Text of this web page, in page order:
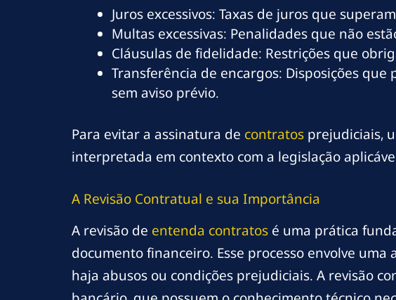
Juros excessivos: Taxas de juros que
Multas excessivas: Penalidades que não
Cláusulas de fidelidade: Restrições que
Transferência de encargos: Disposições
sem aviso prévio.
Para evitar a assinatura de contratos prejudiciais,
interpretada em contexto com a legislação
A Revisão Contratual e sua Importância
A revisão de entenda contratos é uma prática
documento financeiro. Esse processo envolve
haja abusos ou condições prejudiciais. A revisão